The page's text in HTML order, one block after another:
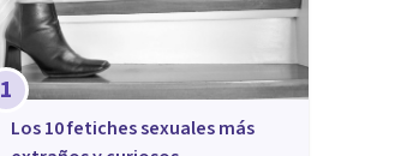
1
​Los 10 fetiches sexuales más